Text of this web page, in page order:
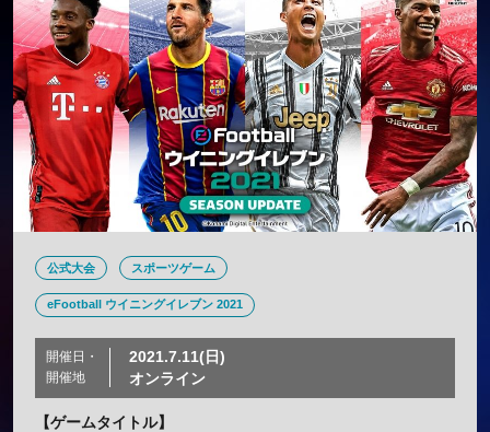
公式大会 スポーツゲーム
eFootball ウイニングイレブン 2021
開催日・
開催地
2021.7.11(日)
オンライン
【ゲームタイトル】